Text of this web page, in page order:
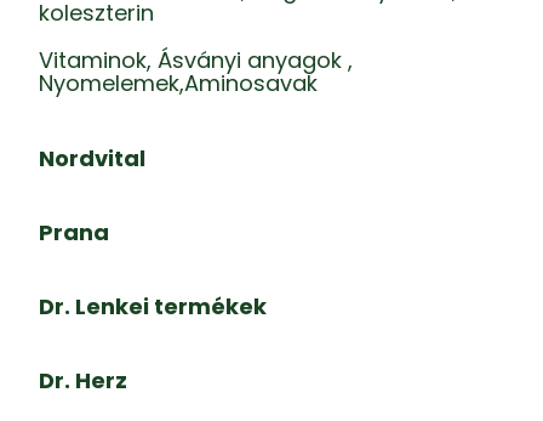
koleszterin
Vitaminok, Ásványi anyagok ,
Nyomelemek,Aminosavak
Nordvital
Prana
Dr. Lenkei termékek
Dr. Herz